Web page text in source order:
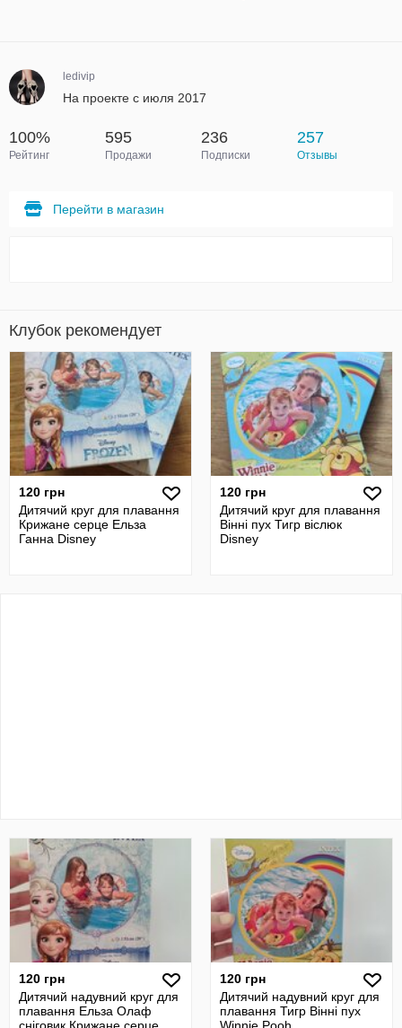
ledivip
На проекте с июля 2017
100%
Рейтинг
595
Продажи
236
Подписки
257
Отзывы
Перейти в магазин
Клубок рекомендует
120 грн
Дитячий круг для плавання
Крижане серце Ельза
Ганна Disney
120 грн
Дитячий круг для плавання
Вінні пух Тигр віслюк
Disney
120 грн
Дитячий надувний круг для
плавання Ельза Олаф
120 грн
Дитячий надувний круг для
плавання Тигр Вінні пух